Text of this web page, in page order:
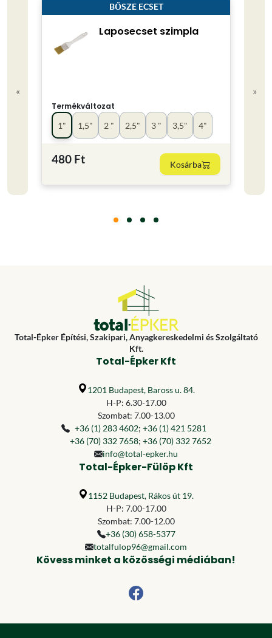
«
BŐSZE ECSET
Laposecset szimpla
Termékváltozat
1"
1,5" 2 " 2,5" 3 " 3,5" 4"
480 Ft Kosárba
»
Total-Épker Építési, Szakipari, Anyagkereskedelmi és Szolgáltató
Kft.
Total-Épker Kft
1201 Budapest, Baross u. 84.
H-P: 6.30-17.00
Szombat: 7.00-13.00
+36 (1) 283 4602; +36 (1) 421 5281
+36 (70) 332 7658; +36 (70) 332 7652
info@total-epker.hu
Total-Épker-Fülöp Kft
1152 Budapest, Rákos út 19.
H-P: 7.00-17.00
Szombat: 7.00-12.00
+36 (30) 658-5377
totalfulop96@gmail.com
Kövess minket a közösségi médiában!